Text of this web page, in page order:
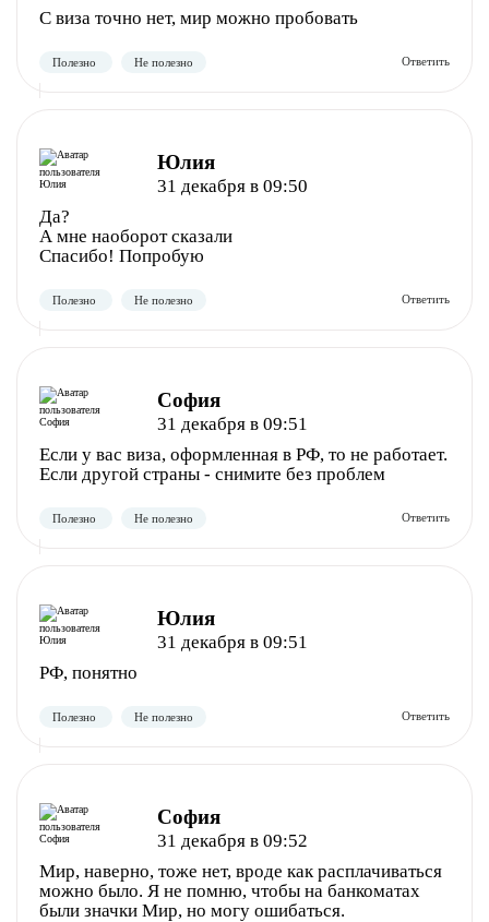
С виза точно нет, мир можно пробовать
Юлия
31 декабря в 09:50
Да?
А мне наоборот сказали
Спасибо! Попробую
Не полезно
София
31 декабря в 09:51
Если у вас виза, оформленная в РФ, то не работает.
Если другой страны - снимите без проблем
Юлия
31 декабря в 09:51
РФ, понятно
София
31 декабря в 09:52
Мир, наверно, тоже нет, вроде как расплачиваться
можно было. Я не помню, чтобы на банкоматах
были значки Мир, но могу ошибаться.